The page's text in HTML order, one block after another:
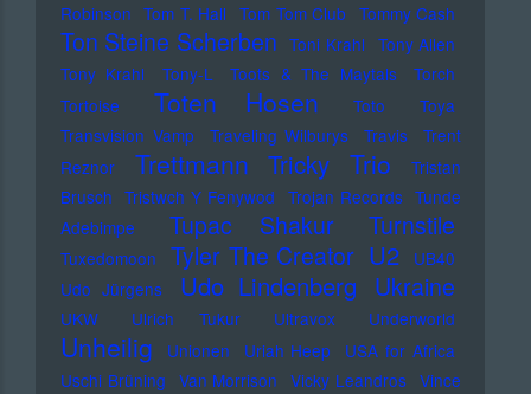
Robinson Tom T. Hall Tom Tom Club Tommy Cash
Ton Steine Scherben Toni Krahl Tony Allen
Tony Krahl
Tony-L Toots & The Maytals
Torch
Tortoise
Toten Hosen Toto
Toya
Transvision Vamp
Traveling Wilburys Travis
Trent
Reznor
Trettmann Tricky Trio
Tristan
Brusch Tristwch Y Fenywod Trojan Records Tunde
Adebimpe
Tupac Shakur Turnstile
Tuxedomoon Tyler The Creator U2
UB40
Udo Jürgens
Udo Lindenberg Ukraine
UKW Ulrich Tukur Ultravox Underworld
Unheilig Unionen Uriah Heep
USA for Africa
Uschi Brüning Van Morrison Vicky Leandros Vince